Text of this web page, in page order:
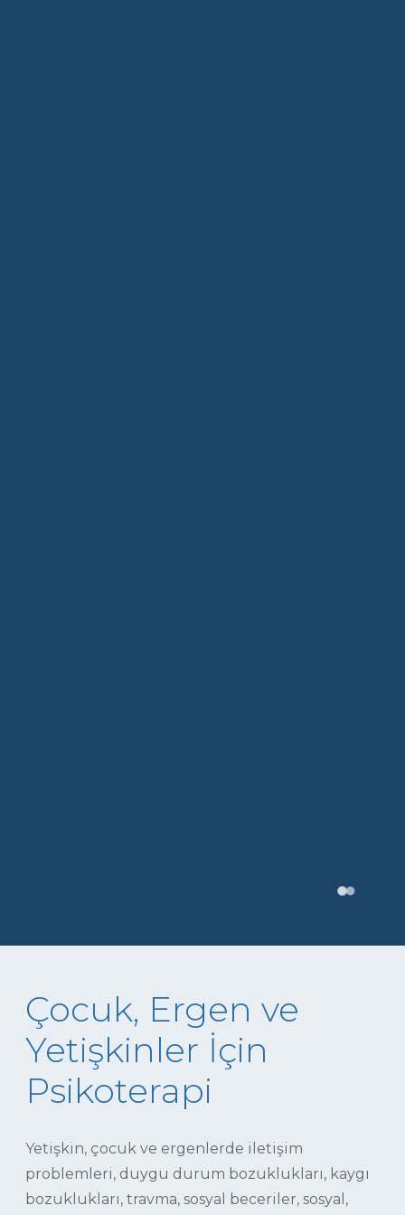
Çocuk, Ergen ve
Yetişkinler İçin
Psikoterapi
Yetişkin, çocuk ve ergenlerde iletişim
problemleri, duygu durum bozuklukları, kaygı
bozuklukları, travma, sosyal beceriler, sosyal,